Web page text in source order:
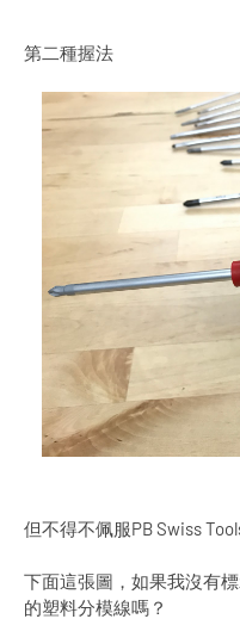
第二種握法
但不得不佩服PB Swiss
下面這張圖，如果我沒有
的塑料分模線嗎？